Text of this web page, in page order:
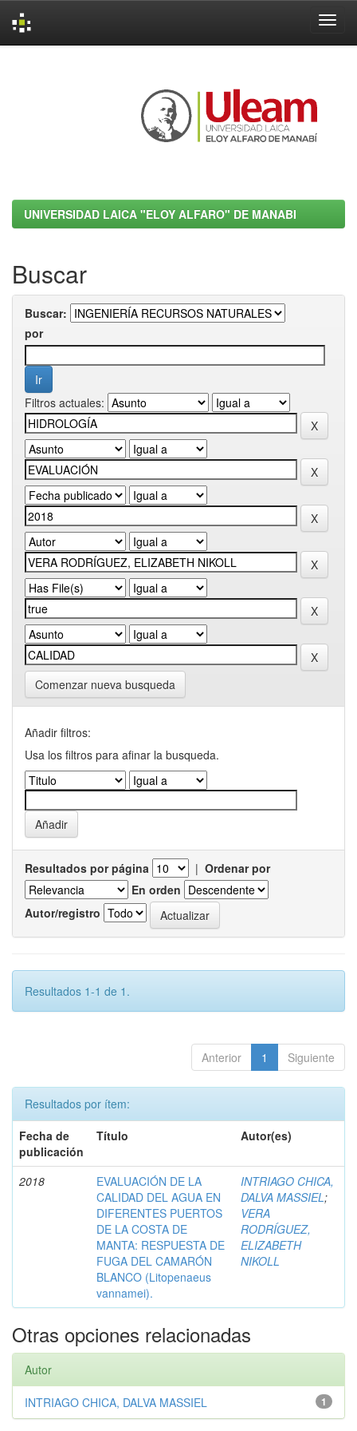
UNIVERSIDAD LAICA "ELOY ALFARO" DE MANABI
Buscar
Buscar:
por
Filtros actuales:
Comenzar nueva busqueda
Añadir filtros:
Usa los filtros para afinar la busqueda.
Resultados por página | Ordenar por
En orden
Autor/registro
Resultados 1-1 de 1.
Anterior 1 Siguiente
Resultados por ítem:
Fecha de
publicación
Título Autor(es)
2018
EVALUACIÓN DE LA
CALIDAD DEL AGUA EN
DIFERENTES PUERTOS
DE LA COSTA DE
MANTA: RESPUESTA DE
FUGA DEL CAMARÓN
BLANCO (Litopenaeus
vannamei).
INTRIAGO CHICA,
DALVA MASSIEL;
VERA
RODRÍGUEZ,
ELIZABETH
NIKOLL
Otras opciones relacionadas
Autor
1
INTRIAGO CHICA, DALVA MASSIEL